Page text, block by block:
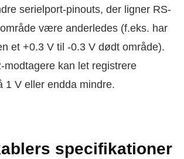
serielport-pinouts, der ligner RS-
være anderledes (f.eks. har
et +0.3 V til -0.3 V dødt område).
modtagere kan let registrere
1 V eller endda mindre.
specifikationer